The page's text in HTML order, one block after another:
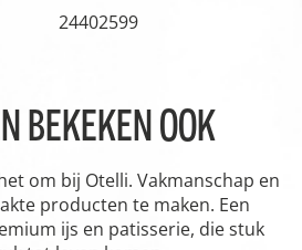
24402599
BEKEKEN OOK
om bij Otelli. Vakmanschap en
producten te maken. Een
ijs en patisserie, die stuk